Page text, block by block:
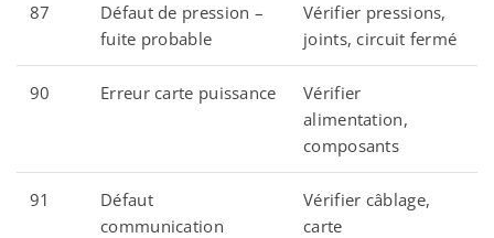
87
Défaut de pression –
fuite probable
Vérifier pressions,
joints, circuit fermé
90 Erreur carte puissance
Vérifier
alimentation,
composants
91
Défaut
communication
Vérifier câblage,
carte